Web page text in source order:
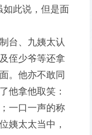
如此说，但是面
台、九姨太认
侄少爷等还拿
。他亦不敢同
他拿他取笑：
一口一声的称
姨太太当中，